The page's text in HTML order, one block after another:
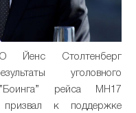
Йенс Столтенберг
уголовного
рейса МН17
призвал к поддержке